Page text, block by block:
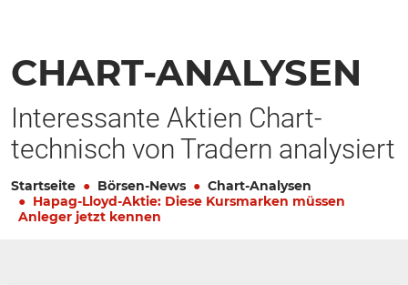
CHART-ANALYSEN
Interessante Aktien Chart-
technisch von Tradern analysiert
Startseite Börsen-News
Chart-Analysen
Hapag-Lloyd-Aktie: Diese Kursmarken müssen
Anleger jetzt kennen